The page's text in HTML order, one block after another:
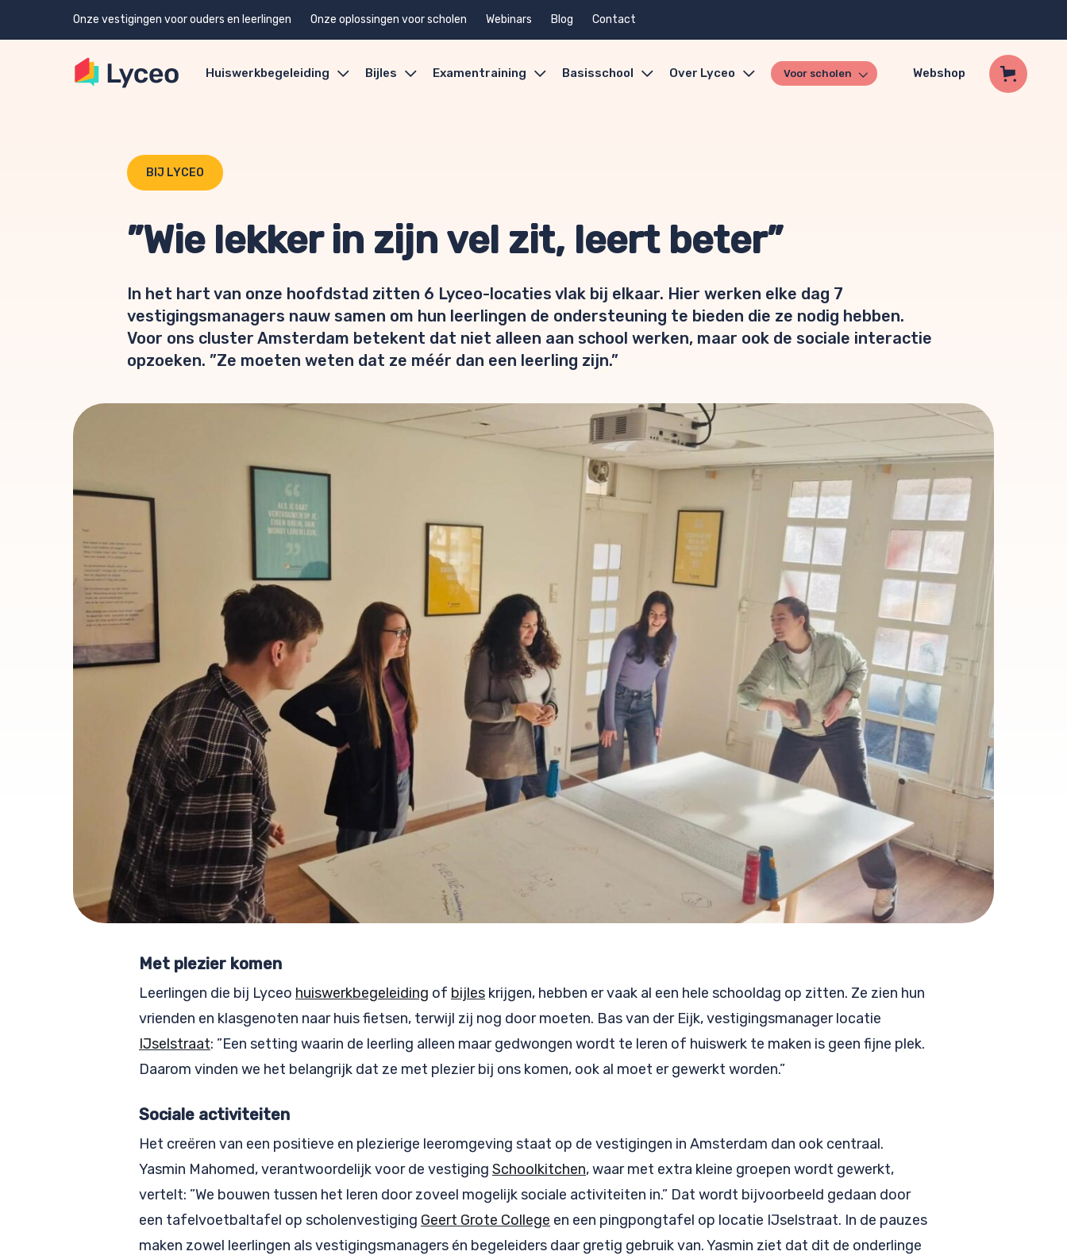
Onze vestigingen voor ouders en leerlingen Onze oplossingen voor scholen Webinars Blog Contact
Huiswerkbegeleiding Bijles Examentraining Basisschool Over Lyceo Voor scholen Webshop
BIJ LYCEO
”Wie lekker in zijn vel zit, leert beter”
In het hart van onze hoofdstad zitten 6 Lyceo-locaties vlak bij elkaar. Hier werken elke dag 7
vestigingsmanagers nauw samen om hun leerlingen de ondersteuning te bieden die ze nodig hebben.
Voor ons cluster Amsterdam betekent dat niet alleen aan school werken, maar ook de sociale interactie
opzoeken. ”Ze moeten weten dat ze méér dan een leerling zijn.”
Met plezier komen
Leerlingen die bij Lyceo huiswerkbegeleiding of bijles krijgen, hebben er vaak al een hele schooldag op zitten. Ze zien hun
vrienden en klasgenoten naar huis fietsen, terwijl zij nog door moeten. Bas van der Eijk, vestigingsmanager locatie
IJselstraat: ”Een setting waarin de leerling alleen maar gedwongen wordt te leren of huiswerk te maken is geen fijne plek.
Daarom vinden we het belangrijk dat ze met plezier bij ons komen, ook al moet er gewerkt worden.”
Sociale activiteiten
Het creëren van een positieve en plezierige leeromgeving staat op de vestigingen in Amsterdam dan ook centraal.
Yasmin Mahomed, verantwoordelijk voor de vestiging Schoolkitchen, waar met extra kleine groepen wordt gewerkt,
vertelt: ”We bouwen tussen het leren door zoveel mogelijk sociale activiteiten in.” Dat wordt bijvoorbeeld gedaan door
een tafelvoetbaltafel op scholenvestiging Geert Grote College en een pingpongtafel op locatie IJselstraat. In de pauzes
maken zowel leerlingen als vestigingsmanagers én begeleiders daar gretig gebruik van. Yasmin ziet dat dit de onderlinge